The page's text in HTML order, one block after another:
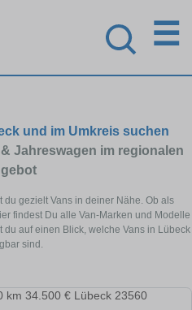
☰
und im Umkreis suchen
Jahreswagen im regionalen
du gezielt Vans in deiner Nähe. Ob als
findest Du alle Van-Marken und Modelle
auf einen Blick, welche Vans in Lübeck
sind.